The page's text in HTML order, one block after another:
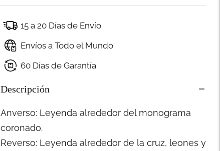
15 a 20 Días de Envío
Envíos a Todo el Mundo
60 Días de Garantía
Descripción
Anverso: Leyenda alrededor del monograma
coronado.
Reverso: Leyenda alrededor de la cruz, leones y